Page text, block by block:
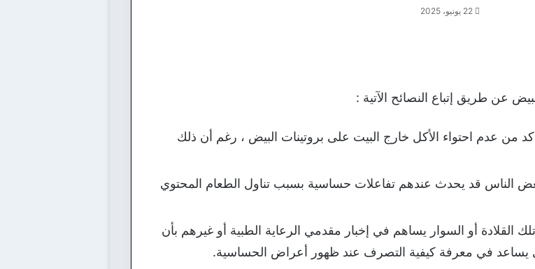
22 يونيو، 2025
عن طريق إتباع النصائح الآتية :
من عدم احتواء الأكل خارج البيت على بروتينات البيض ، رغم أن ذلك
الناس قد يحدث عندهم تفاعلات حساسية بسبب تناول الطعام المحتوي
القلادة أو السوار يساهم في إخبار مقدمي الرعاية الطبية أو غيرهم بأن
يساعد في معرفة كيفية التصرف عند ظهور أعراض الحساسية.